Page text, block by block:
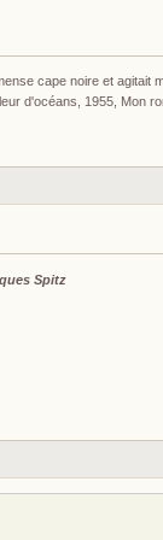
cape noire et
d'océans, 1955, Mon
Spitz